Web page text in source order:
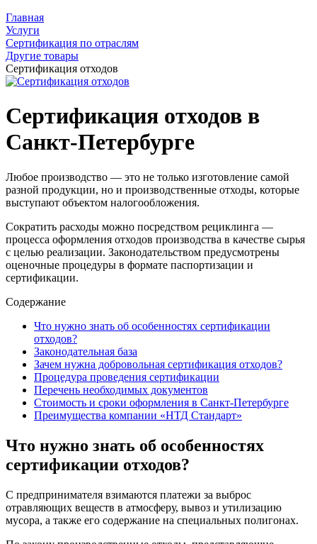
Главная
Услуги
Сертификация по отраслям
Другие товары
Сертификация отходов
Сертификация отходов в
Санкт-Петербурге
Любое производство — это не только изготовление самой
разной продукции, но и производственные отходы, которые
выступают объектом налогообложения.
Сократить расходы можно посредством рециклинга —
процесса оформления отходов производства в качестве сырья
с целью реализации. Законодательством предусмотрены
оценочные процедуры в формате паспортизации и
сертификации.
Содержание
Что нужно знать об особенностях сертификации
отходов?
Законодательная база
Зачем нужна добровольная сертификация отходов?
Процедура проведения сертификации
Перечень необходимых документов
Стоимость и сроки оформления в Санкт-Петербурге
Преимущества компании «НТД Стандарт»
Что нужно знать об особенностях
сертификации отходов?
С предпринимателя взимаются платежи за выброс
отравляющих веществ в атмосферу, вывоз и утилизацию
мусора, а также его содержание на специальных полигонах.